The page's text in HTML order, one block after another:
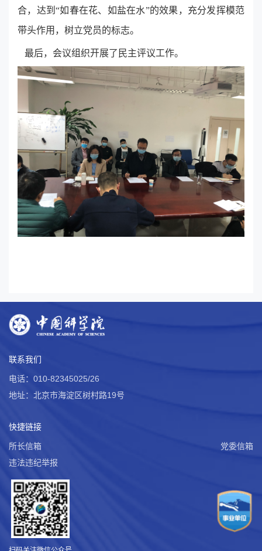
合，达到 “如春在花、如盐在水”的效果，充分发挥模范
带头作用，树立党员的标志。
最后，会议组织开展了民主评议工作。
联系我们
电话：010-82345025/26
地址：北京市海淀区树村路19号
快捷链接
所长信箱
党委信箱
违法违纪举报